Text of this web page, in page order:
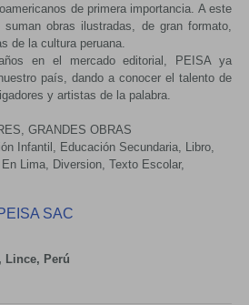
de primera importancia. A este
obras ilustradas, de gran formato,
de la cultura peruana.
en el mercado editorial, PEISA ya
país, dando a conocer el talento de
y artistas de la palabra.
GRANDES OBRAS
Infantil Educación Secundaria
Libro
Lima Diversion Texto Escolar
SAC
Lince, Perú